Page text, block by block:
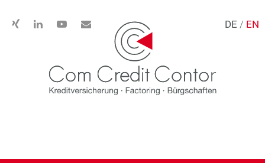
DE / EN